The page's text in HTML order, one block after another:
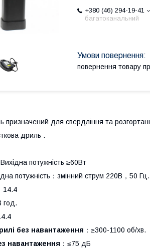
+380 (46) 294-19-41
багатоканальний
повернення товару
для свердління та
дриль .
Вихідна потужність ≥60Вт
потужність：змінний струм 220В，50 Гц.
14.4
год.
без навантаження ：≥300-1100 об/хв.
навантаження ：≤75 дБ